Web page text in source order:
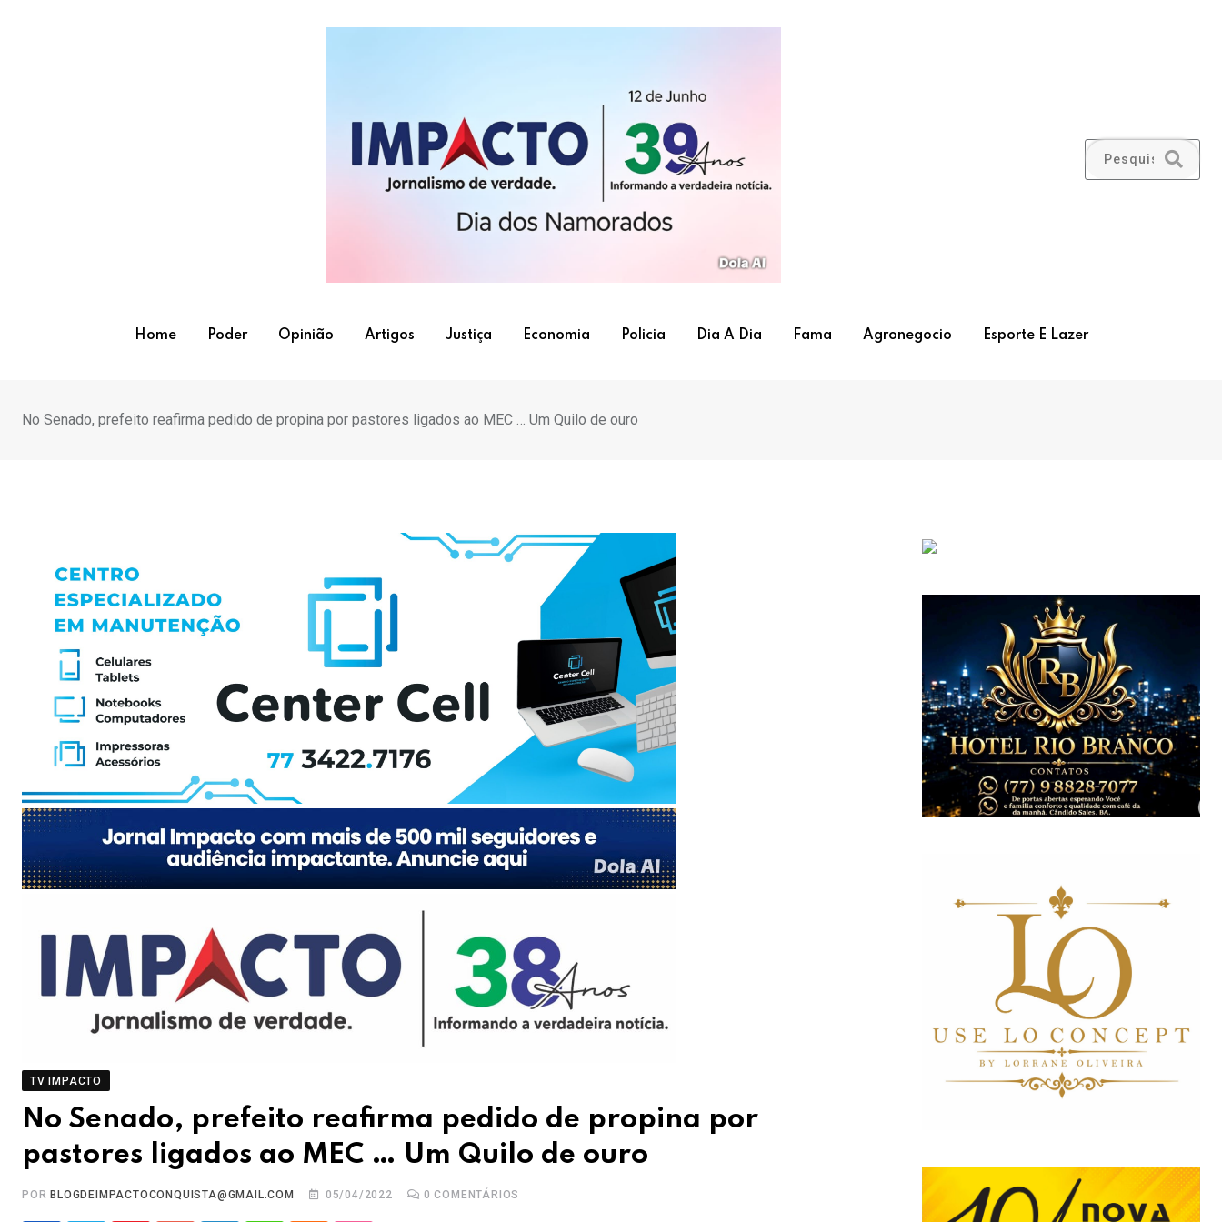
Home Poder Opinião Artigos Justiça Economia Policia Dia A Dia Fama Agronegocio Esporte E Lazer
No Senado, prefeito reafirma pedido de propina por pastores ligados ao MEC … Um Quilo de ouro
TV IMPACTO
No Senado, prefeito reafirma pedido de propina por
pastores ligados ao MEC … Um Quilo de ouro
POR BLOGDEIMPACTOCONQUISTA@GMAIL.COM 05/04/2022 0 COMENTÁRIOS